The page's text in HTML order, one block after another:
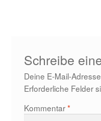
Schreibe
Deine E-Mail-
Erforderliche Felder
Kommentar*